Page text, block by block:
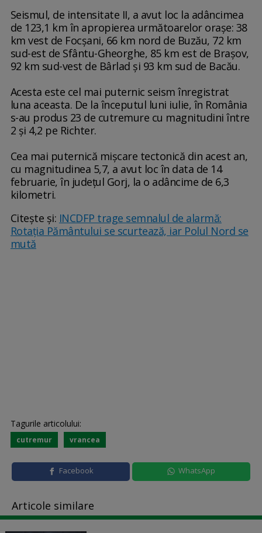
Seismul, de intensitate II, a avut loc la adâncimea
de 123,1 km în apropierea următoarelor oraşe: 38
km vest de Focşani, 66 km nord de Buzău, 72 km
sud-est de Sfântu-Gheorghe, 85 km est de Braşov,
92 km sud-vest de Bârlad şi 93 km sud de Bacău.
Acesta este cel mai puternic seism înregistrat
luna aceasta. De la începutul luni iulie, în România
s-au produs 23 de cutremure cu magnitudini între
2 şi 4,2 pe Richter.
Cea mai puternică mişcare tectonică din acest an,
cu magnitudinea 5,7, a avut loc în data de 14
februarie, în judeţul Gorj, la o adâncime de 6,3
kilometri.
Citește și: INCDFP trage semnalul de alarmă:
Rotaţia Pământului se scurtează, iar Polul Nord se
mută
Tagurile articolului:
cutremur vrancea
Facebook WhatsApp
Articole similare